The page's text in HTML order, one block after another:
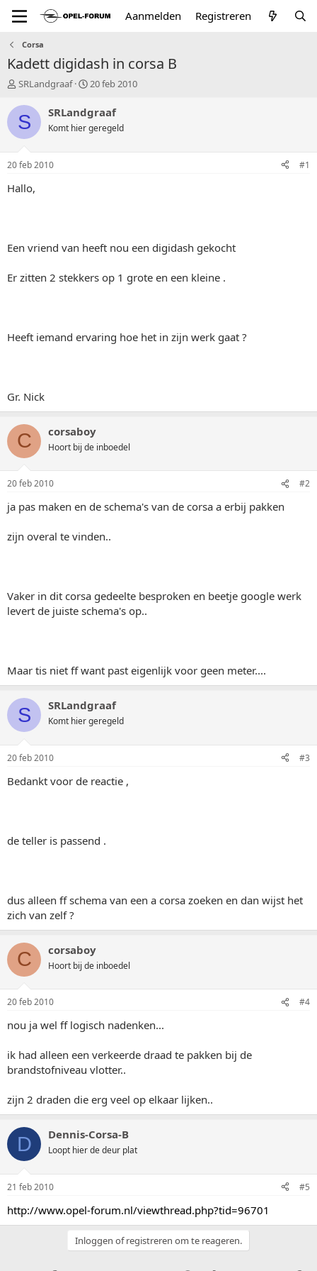
Aanmelden Registreren
Corsa
Kadett digidash in corsa B
T
p
i
t
a
r
SRLandgraaf
S
a
r
t
20 feb 2010
S SRLandgraaf
Komt hier geregeld
20 feb 2010 #1
Hallo,
Een vriend van heeft nou een digidash gekocht
Er zitten 2 stekkers op 1 grote en een kleine .
Heeft iemand ervaring hoe het in zijn werk gaat ?
Gr. Nick
C corsaboy
Hoort bij de inboedel
20 feb 2010 #2
ja pas maken en de schema's van de corsa a erbij pakken
zijn overal te vinden..
Vaker in dit corsa gedeelte besproken en beetje google werk
levert de juiste schema's op..
Maar tis niet ff want past eigenlijk voor geen meter....
S SRLandgraaf
Komt hier geregeld
20 feb 2010 #3
Bedankt voor de reactie ,
de teller is passend .
dus alleen ff schema van een a corsa zoeken en dan wijst het
zich van zelf ?
C corsaboy
Hoort bij de inboedel
20 feb 2010 #4
nou ja wel ff logisch nadenken...
ik had alleen een verkeerde draad te pakken bij de
brandstofniveau vlotter..
zijn 2 draden die erg veel op elkaar lijken..
D Dennis-Corsa-B
Loopt hier de deur plat
21 feb 2010 #5
http://www.opel-forum.nl/viewthread.php?tid=96701
Inloggen of registreren om te reageren.